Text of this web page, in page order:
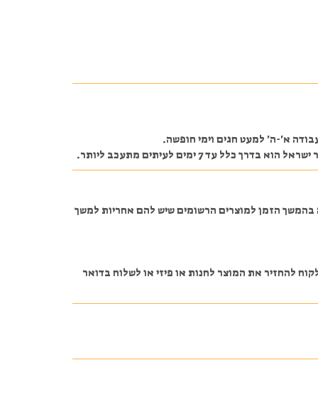
א'-ה' למעט חגים וימי חופשה.
7 ימים לעיתים מתעכב ליותר.
בהמשך הזמן למוצרים הרשומים שיש להם אחריות למשך
סגור באריזה על הלקוח להחזיר את המוצר לחנות או פיזי או לשלוח בדואר